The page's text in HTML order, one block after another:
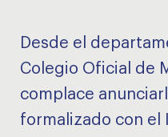
Desde el
Colegio Oficial de
complace
formalizado con el I